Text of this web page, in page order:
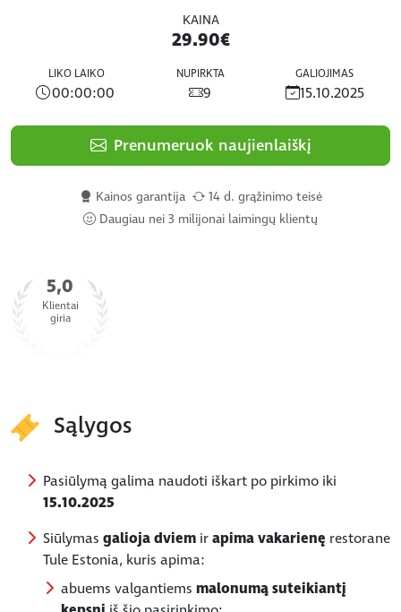
KAINA
29.90€
LIKO LAIKO
00:00:00
NUPIRKTA
9
GALIOJIMAS
15.10.2025
Prenumeruok naujienlaiškį
Kainos garantija
14 d. grąžinimo teisė
Daugiau nei 3 milijonai laimingų klientų
5,0
Klientai
giria
Sąlygos
Pasiūlymą galima naudoti iškart po pirkimo iki
15.10.2025
Siūlymas galioja dviem irapima vakarienę restorane
Tule Estonia, kuris apima:
abuems valgantiems malonumą suteikiantį